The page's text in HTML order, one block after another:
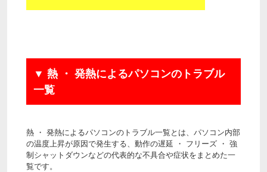
▼ 熱 ・ 発熱によるパソコンのトラブル
一覧
熱 ・ 発熱によるパソコンのトラブル一覧とは、パソコン内部
の温度上昇が原因で発生する、動作の遅延 ・ フリーズ ・ 強
制シャットダウンなどの代表的な不具合や症状をまとめた一
覧です。